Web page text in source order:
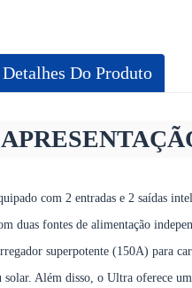
Detalhes Do Produto
com 2 entradas e 2 saídas
duas fontes de alimentação
superpotente (150A) para
solar. Além disso, o Ultra oferece